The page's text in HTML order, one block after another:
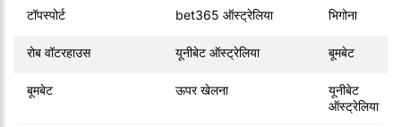
टॉपस्पोर्ट bet365 ऑस्ट्रेलिया भिगोना
रोब वॉटरहाउस यूनीबेट ऑस्ट्रेलिया बूमबेट
बूमबेट ऊपर खेलना
यूनीबेट
ऑस्ट्रेलिया